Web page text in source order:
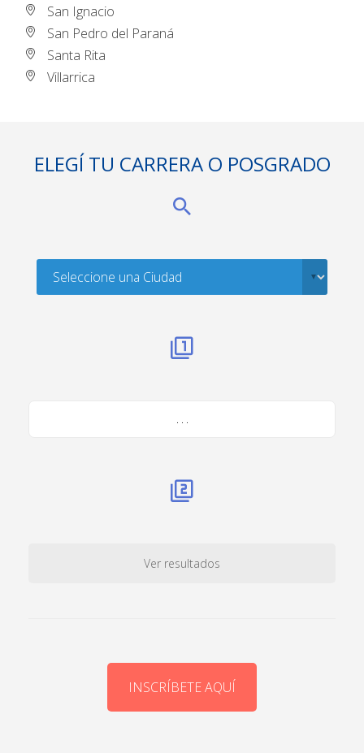
San Ignacio
San Pedro del Paraná
Santa Rita
Villarrica
ELEGÍ TU CARRERA O POSGRADO
. . .
Ver resultados
INSCRÍBETE AQUÍ